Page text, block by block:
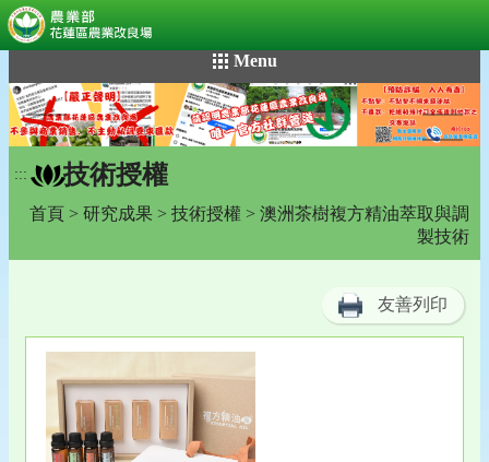
到
主
要
內
容
Menu
::: 技術授權
首頁 > 研究成果 > 技術授權 > 澳洲茶樹複方精油萃取與調
製技術
友善列印